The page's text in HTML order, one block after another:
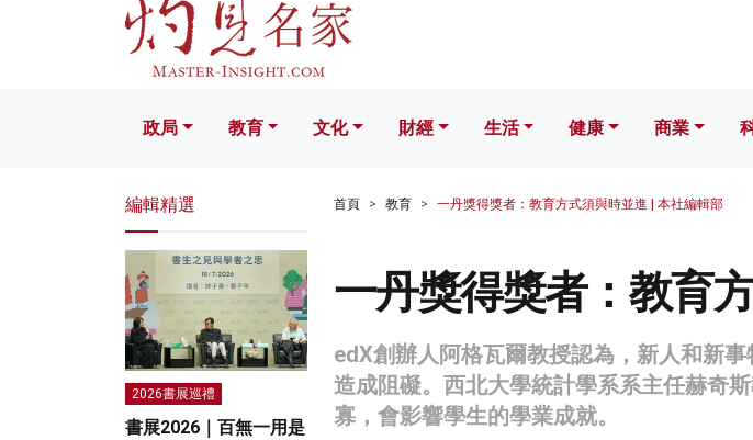
政局 教育 文化 財經 生活 健康 商業
首頁 教育 一丹獎得獎者：教育方式須與時並進 | 本社編輯部
一丹獎得獎者：教育
edX創辦人阿格瓦爾教授認為，新人和新
造成阻礙。西北大學統計學系系主任赫奇
寡，會影響學生的學業成就。
編輯精選
2026書展巡禮
書展2026｜百無一用是